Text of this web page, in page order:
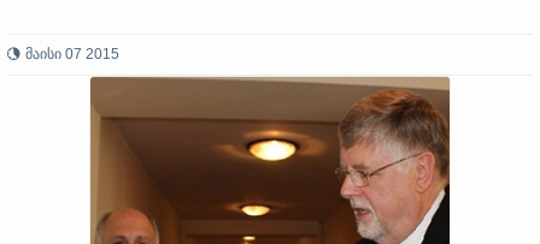
მაისი 07 2015